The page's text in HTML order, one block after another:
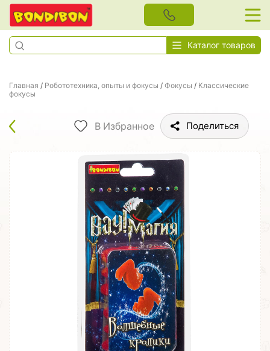
Каталог товаров
Главная / Робототехника, опыты и фокусы / Фокусы / Классические
фокусы
В Избранное Поделиться